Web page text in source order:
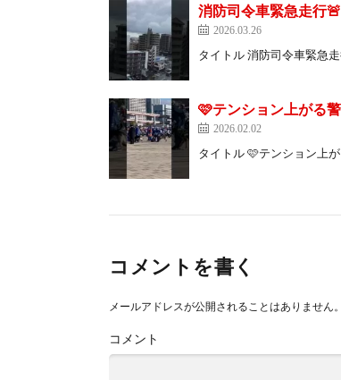
消防司令車緊急走行
2026.03.26
タイトル 消防司令車緊急
🩷テンション上がる
2026.02.02
タイトル 🩷テンション上
コメントを書く
メールアドレスが公開されることはありません。
コメント